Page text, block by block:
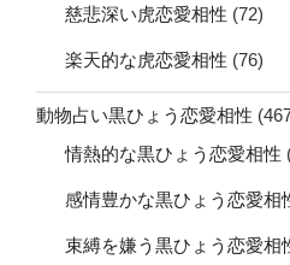
慈悲深い虎恋愛相性 (72)
楽天的な虎恋愛相性 (76)
動物占い黒ひょう恋愛相性
情熱的な黒ひょう恋愛相性
感情豊かな黒ひょう恋愛相
束縛を嫌う黒ひょう恋愛相